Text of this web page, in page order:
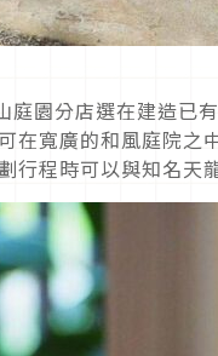
庭園分店選在建造
在寬廣的和風庭院
行程時可以與知名天